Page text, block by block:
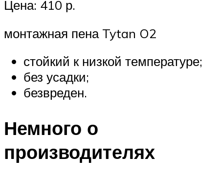
Цена: 410 р.
монтажная пена Tytan O2
стойкий к низкой температуре;
без усадки;
безвреден.
Немного о
производителях